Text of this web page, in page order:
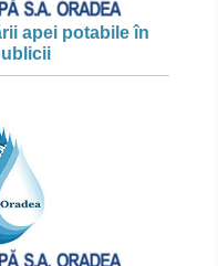
apei potabile în